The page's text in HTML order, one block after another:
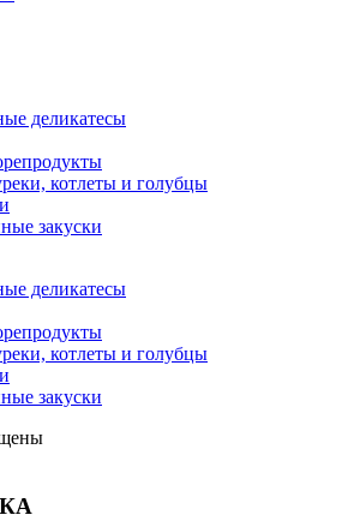
деликатесы
котлеты и голубцы
закуски
деликатесы
котлеты и голубцы
закуски